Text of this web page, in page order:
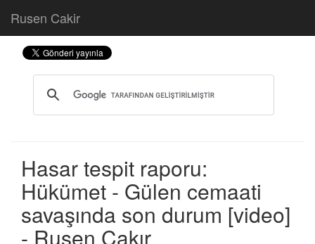
Rusen Cakir
Hasar tespit raporu:
Hükümet - Gülen cemaati
savaşında son durum [video]
- Ruşen Çakır